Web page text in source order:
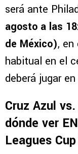
será ante
agosto a las
de México), en
habitual en el
deberá jugar
Cruz Azul
dónde ver
Leagues